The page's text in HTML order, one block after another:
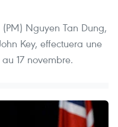
Nguyen Tan Dung,
Key, ​effectuera une
17 novembre.